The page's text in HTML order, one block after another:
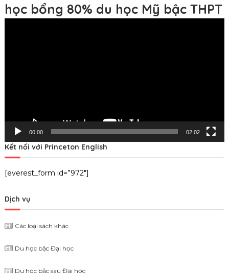
học bổng 80% du học Mỹ bậc THPT
00:00 02:02
Kết nối với Princeton English
[everest_form id=”972″]
Dịch vụ
Các loại sách khác
Du học bậc Đại học
Du học bậc sau Đại học